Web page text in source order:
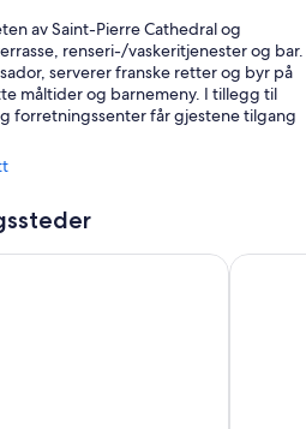
av Saint-Pierre Cathedral og
renseri-/vaskeritjenester og bar.
serverer franske retter og byr på
måltider og barnemeny. I tillegg til
forretningssenter får gjestene tilgang
som dette:
parkering (mot betaling) og
IHG citizenM